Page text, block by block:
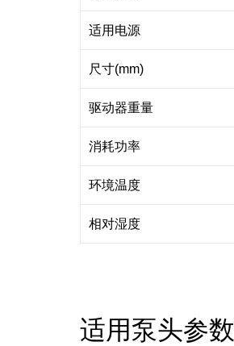
适用电源
尺寸(mm)
驱动器重量
消耗功率
环境温度
相对湿度
适用泵头参数